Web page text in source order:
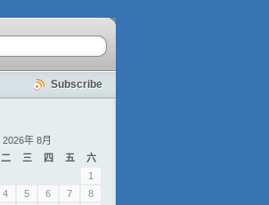
Subscribe
2026年 8月
二 三 四 五
六
1
4 5 6 7
8